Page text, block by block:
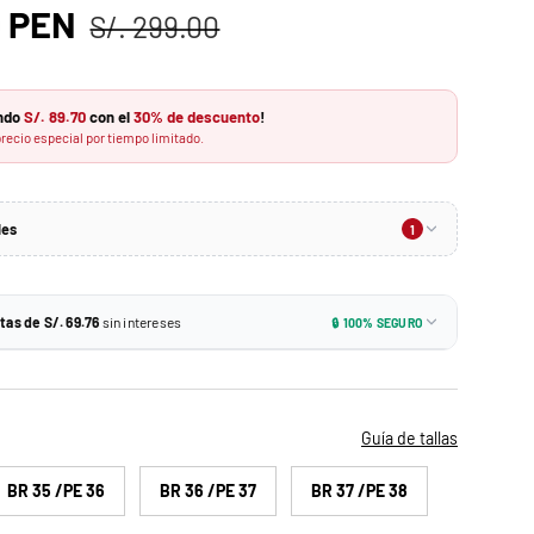
S/. 299.00
S/. 89.70con el30% de descuento!
especial por tiempo limitado.
1
mínimo
S/. 188.37
de S/. 69.76 sin intereses 🔒 100% SEGURO
Guía de tallas
BR 35 /PE 36 BR 36 /PE 37 BR 37 /PE 38